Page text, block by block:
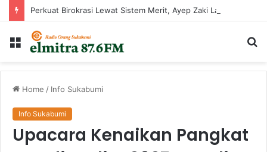
Menu
Home / Info Sukabumi
Info Sukabumi
Upacara Kenaikan Pangkat